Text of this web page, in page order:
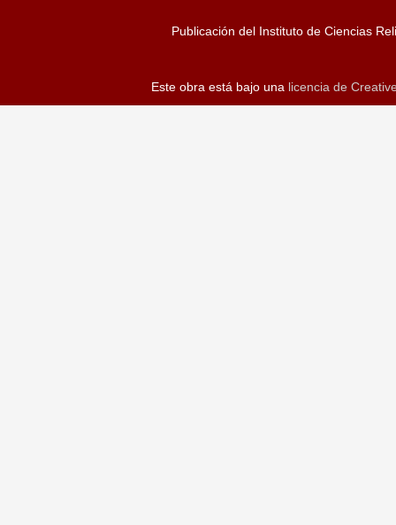
Publicación del Instituto de Ciencias
Este obra está bajo una licencia de